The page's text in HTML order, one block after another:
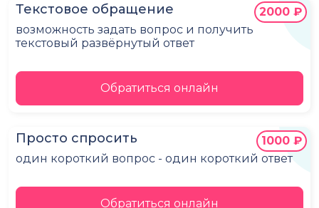
Текстовое обращение
возможность задать вопрос и получить
текстовый развёрнутый ответ
2000 ₽
Обратиться онлайн
Просто спросить
один короткий вопрос - один короткий ответ
1000 ₽
Обратиться онлайн